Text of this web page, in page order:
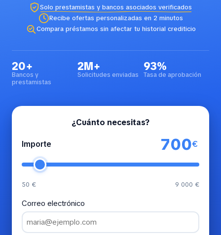
Solo prestamistas y bancos asociados verificados
Recibe ofertas personalizadas en 2 minutos
Compara préstamos sin afectar tu historial crediticio
20+
Bancos y
prestamistas
2M+
Solicitudes enviadas
93%
Tasa de aprobación
¿Cuánto necesitas?
Importe €
50 € 9 000 €
Correo electrónico